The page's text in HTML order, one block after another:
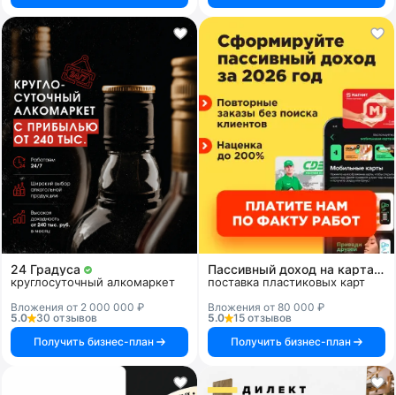
24 Градуса
круглосуточный алкомаркет
Вложения от 2 000 000 ₽
5.0
30 отзывов
Получить бизнес-план
Пассивный доход на картах и системах
поставка пластиковых карт
Вложения от 80 000 ₽
5.0
15 отзывов
Получить бизнес-план